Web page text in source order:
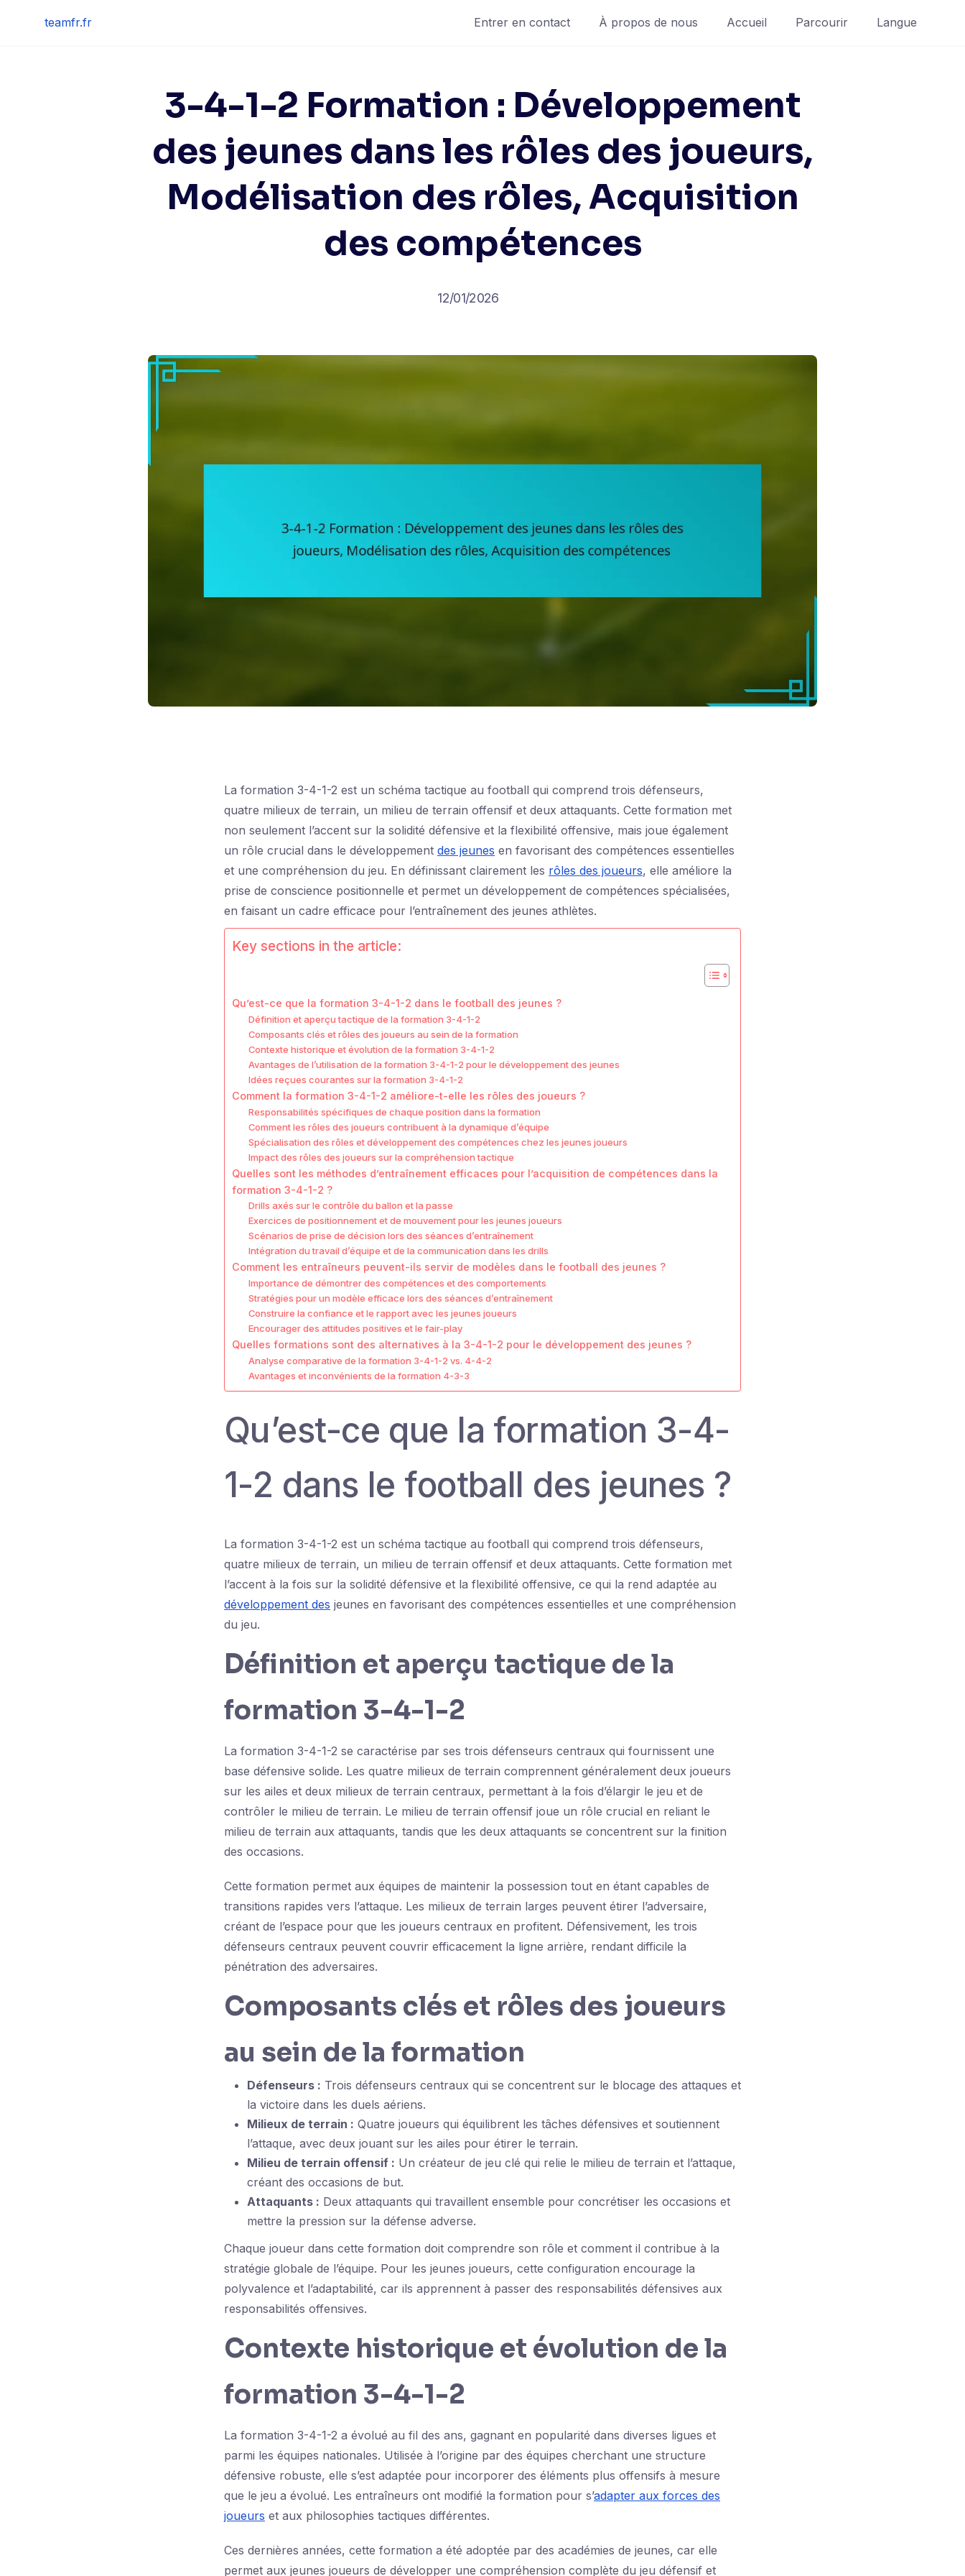
teamfr.fr Entrer en contact À propos de nous Accueil Parcourir Langue
3-4-1-2 Formation : Développement
des jeunes dans les rôles des joueurs,
Modélisation des rôles, Acquisition
des compétences
12/01/2026
La formation 3-4-1-2 est un schéma tactique au football qui comprend trois défenseurs,
quatre milieux de terrain, un milieu de terrain offensif et deux attaquants. Cette formation met
non seulement l’accent sur la solidité défensive et la flexibilité offensive, mais joue également
un rôle crucial dans le développement des jeunes en favorisant des compétences essentielles
et une compréhension du jeu. En définissant clairement les rôles des joueurs, elle améliore la
prise de conscience positionnelle et permet un développement de compétences spécialisées,
en faisant un cadre efficace pour l’entraînement des jeunes athlètes.
Key sections in the article:
Qu’est-ce que la formation 3-4-1-2 dans le football des jeunes ?
Définition et aperçu tactique de la formation 3-4-1-2
Composants clés et rôles des joueurs au sein de la formation
Contexte historique et évolution de la formation 3-4-1-2
Avantages de l’utilisation de la formation 3-4-1-2 pour le développement des jeunes
Idées reçues courantes sur la formation 3-4-1-2
Comment la formation 3-4-1-2 améliore-t-elle les rôles des joueurs ?
Responsabilités spécifiques de chaque position dans la formation
Comment les rôles des joueurs contribuent à la dynamique d’équipe
Spécialisation des rôles et développement des compétences chez les jeunes joueurs
Impact des rôles des joueurs sur la compréhension tactique
Quelles sont les méthodes d’entraînement efficaces pour l’acquisition de compétences dans la
formation 3-4-1-2 ?
Drills axés sur le contrôle du ballon et la passe
Exercices de positionnement et de mouvement pour les jeunes joueurs
Scénarios de prise de décision lors des séances d’entraînement
Intégration du travail d’équipe et de la communication dans les drills
Comment les entraîneurs peuvent-ils servir de modèles dans le football des jeunes ?
Importance de démontrer des compétences et des comportements
Stratégies pour un modèle efficace lors des séances d’entraînement
Construire la confiance et le rapport avec les jeunes joueurs
Encourager des attitudes positives et le fair-play
Quelles formations sont des alternatives à la 3-4-1-2 pour le développement des jeunes ?
Analyse comparative de la formation 3-4-1-2 vs. 4-4-2
Avantages et inconvénients de la formation 4-3-3
Qu’est-ce que la formation 3-4-
1-2 dans le football des jeunes ?
La formation 3-4-1-2 est un schéma tactique au football qui comprend trois défenseurs,
quatre milieux de terrain, un milieu de terrain offensif et deux attaquants. Cette formation met
l’accent à la fois sur la solidité défensive et la flexibilité offensive, ce qui la rend adaptée au
développement des jeunes en favorisant des compétences essentielles et une compréhension
du jeu.
Définition et aperçu tactique de la
formation 3-4-1-2
La formation 3-4-1-2 se caractérise par ses trois défenseurs centraux qui fournissent une
base défensive solide. Les quatre milieux de terrain comprennent généralement deux joueurs
sur les ailes et deux milieux de terrain centraux, permettant à la fois d’élargir le jeu et de
contrôler le milieu de terrain. Le milieu de terrain offensif joue un rôle crucial en reliant le
milieu de terrain aux attaquants, tandis que les deux attaquants se concentrent sur la finition
des occasions.
Cette formation permet aux équipes de maintenir la possession tout en étant capables de
transitions rapides vers l’attaque. Les milieux de terrain larges peuvent étirer l’adversaire,
créant de l’espace pour que les joueurs centraux en profitent. Défensivement, les trois
défenseurs centraux peuvent couvrir efficacement la ligne arrière, rendant difficile la
pénétration des adversaires.
Composants clés et rôles des joueurs
au sein de la formation
Défenseurs : Trois défenseurs centraux qui se concentrent sur le blocage des attaques et
la victoire dans les duels aériens.
Milieux de terrain : Quatre joueurs qui équilibrent les tâches défensives et soutiennent
l’attaque, avec deux jouant sur les ailes pour étirer le terrain.
Milieu de terrain offensif : Un créateur de jeu clé qui relie le milieu de terrain et l’attaque,
créant des occasions de but.
Attaquants : Deux attaquants qui travaillent ensemble pour concrétiser les occasions et
mettre la pression sur la défense adverse.
Chaque joueur dans cette formation doit comprendre son rôle et comment il contribue à la
stratégie globale de l’équipe. Pour les jeunes joueurs, cette configuration encourage la
polyvalence et l’adaptabilité, car ils apprennent à passer des responsabilités défensives aux
responsabilités offensives.
Contexte historique et évolution de la
formation 3-4-1-2
La formation 3-4-1-2 a évolué au fil des ans, gagnant en popularité dans diverses ligues et
parmi les équipes nationales. Utilisée à l’origine par des équipes cherchant une structure
défensive robuste, elle s’est adaptée pour incorporer des éléments plus offensifs à mesure
que le jeu a évolué. Les entraîneurs ont modifié la formation pour s’adapter aux forces des
joueurs et aux philosophies tactiques différentes.
Ces dernières années, cette formation a été adoptée par des académies de jeunes, car elle
permet aux jeunes joueurs de développer une compréhension complète du jeu défensif et